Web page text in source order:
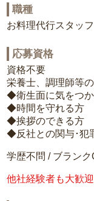
職種
お料理代行スタッフ
応募資格
資格不要
栄養士、調理師等
◆衛生面に気をつ
◆時間を守れる方
◆挨拶のできる方
◆反社との関与･犯
学歴不問 / ブラン
他社経験者も大歓迎